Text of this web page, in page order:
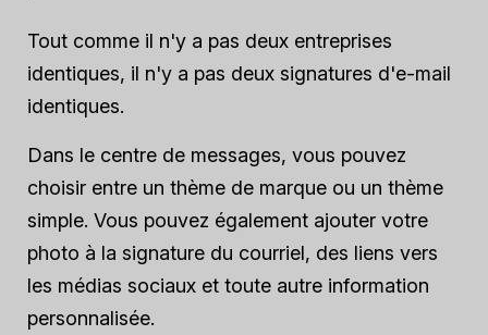
Tout comme il n'y a pas deux entreprises
identiques, il n'y a pas deux signatures d'e-mail
identiques.
Dans le centre de messages, vous pouvez
choisir entre un thème de marque ou un thème
simple. Vous pouvez également ajouter votre
photo à la signature du courriel, des liens vers
les médias sociaux et toute autre information
personnalisée.